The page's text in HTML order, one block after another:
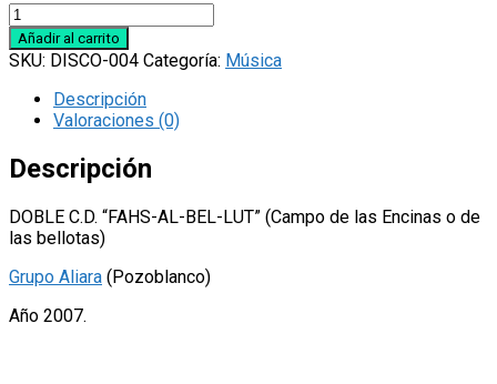
Disco
'Fahs-
Al-
Lut',
grupo
cantidad
Añadir al carrito
SKU: DISCO-004 Categoría: Música
Descripción
Valoraciones (0)
Descripción
DOBLE C.D. “FAHS-AL-BEL-LUT” (Campo de las Encinas o de
las bellotas)
Grupo Aliara (Pozoblanco)
Año 2007.